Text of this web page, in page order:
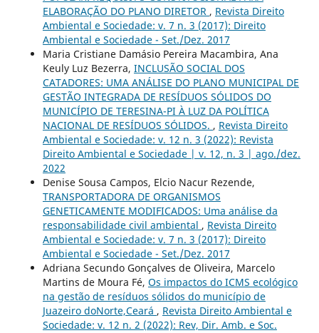
ELABORAÇÃO DO PLANO DIRETOR , Revista Direito
Ambiental e Sociedade: v. 7 n. 3 (2017): Direito
Ambiental e Sociedade - Set./Dez. 2017
Maria Cristiane Damásio Pereira Macambira, Ana
Keuly Luz Bezerra, INCLUSÃO SOCIAL DOS
CATADORES: UMA ANÁLISE DO PLANO MUNICIPAL DE
GESTÃO INTEGRADA DE RESÍDUOS SÓLIDOS DO
MUNICÍPIO DE TERESINA-PI À LUZ DA POLÍTICA
NACIONAL DE RESÍDUOS SÓLIDOS. , Revista Direito
Ambiental e Sociedade: v. 12 n. 3 (2022): Revista
Direito Ambiental e Sociedade | v. 12, n. 3 | ago./dez.
2022
Denise Sousa Campos, Elcio Nacur Rezende,
TRANSPORTADORA DE ORGANISMOS
GENETICAMENTE MODIFICADOS: Uma análise da
responsabilidade civil ambiental , Revista Direito
Ambiental e Sociedade: v. 7 n. 3 (2017): Direito
Ambiental e Sociedade - Set./Dez. 2017
Adriana Secundo Gonçalves de Oliveira, Marcelo
Martins de Moura Fé, Os impactos do ICMS ecológico
na gestão de resíduos sólidos do município de
Juazeiro doNorte,Ceará , Revista Direito Ambiental e
Sociedade: v. 12 n. 2 (2022): Rev, Dir. Amb. e Soc.